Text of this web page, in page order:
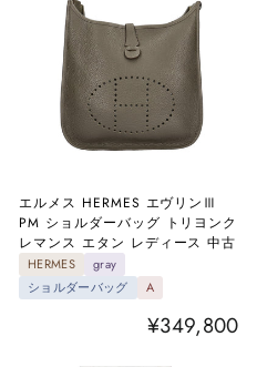
エルメス HERMES エヴリンⅢ
PM ショルダーバッグ トリヨンク
レマンス エタン レディース 中古
HERMES
gray
ショルダーバッグ
A
¥349,800